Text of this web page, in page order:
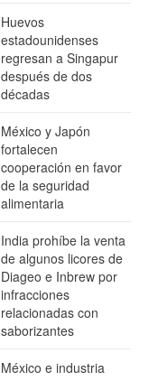
Huevos
estadounidenses
regresan a Singapur
después de dos
décadas
México y Japón
fortalecen
cooperación en favor
de la seguridad
alimentaria
India prohíbe la venta
de algunos licores de
Diageo e Inbrew por
infracciones
relacionadas con
saborizantes
México e industria